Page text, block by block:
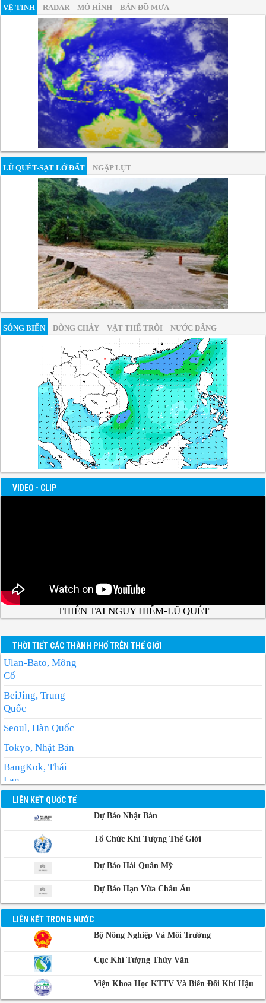
VỆ TINH RADAR MÔ HÌNH BẢN ĐỒ MƯA
LŨ QUÉT-SẠT LỞ ĐẤT NGẬP LỤT
SÓNG BIỂN DÒNG CHẢY VẬT THỂ TRÔI NƯỚC DÂNG
VIDEO - CLIP
THIÊN TAI NGUY HIỂM-LŨ QUÉT
THỜI TIẾT CÁC THÀNH PHỐ TRÊN THẾ GIỚI
Ulan-Bato, Mông
Cổ
BeiJing, Trung
Quốc
Seoul, Hàn Quốc
Tokyo, Nhật Bản
BangKok, Thái
Lan
Manila, Philippin
Phnom-Penh,
Campuchia
LIÊN KẾT QUỐC TẾ
Dự Báo Nhật Bản
Tổ Chức Khí Tượng Thế Giới
Dự Báo Hải Quân Mỹ
Dự Báo Hạn Vừa Châu Âu
LIÊN KẾT TRONG NƯỚC
Bộ Nông Nghiệp Và Môi Trường
Cục Khí Tượng Thủy Văn
Viện Khoa Học KTTV Và Biến Đổi Khí Hậu